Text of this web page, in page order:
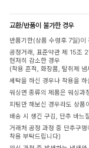
교환/반품이 불가한 경우
반품기한(상품 수령후 7일)이
공정거래, 표준약관 제 15조
현저히 감소한 경우
(착용 흔적, 화장품, 탈취제
세탁을 하신 경우나 착용을
워싱면 종류의 제품은 워싱과
피팅만 해보신 경우라도 상품
배송 시 생긴 구김, 단추 바느
거래처 공정 과정 중 단추구
착용 부탁드립니다)